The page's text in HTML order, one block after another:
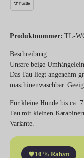
Produktnummer: TL-
Beschreibung
Unsere beige
Das Tau liegt angenehm
maschinenwaschbar.
Für kleine Hunde bis ca.
Tau mit kleinen
Variante.
10 % Rabatt